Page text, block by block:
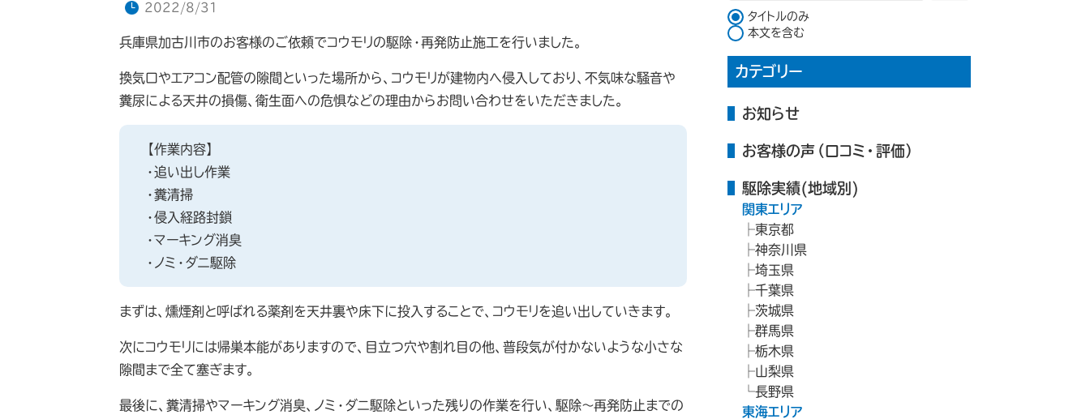
2022/8/31
兵庫県加古川市のお客様のご依頼でコウモリの駆除・再発防止施工を行いました。
換気口やエアコン配管の隙間といった場所から、コウモリが建物内へ侵入しており、不気味な騒音や
糞尿による天井の損傷、衛生面への危惧などの理由からお問い合わせをいただきました。
【作業内容】
・追い出し作業
・糞清掃
・侵入経路封鎖
・マーキング消臭
・ノミ・ダニ駆除
まずは、燻煙剤と呼ばれる薬剤を天井裏や床下に投入することで、コウモリを追い出していきます。
次にコウモリには帰巣本能がありますので、目立つ穴や割れ目の他、普段気が付かないような小さな
隙間まで全て塞ぎます。
最後に、糞清掃やマーキング消臭、ノミ・ダニ駆除といった残りの作業を行い、駆除～再発防止までの
検索対象
タイトルのみ
本文を含む
カテゴリー
お知らせ
お客様の声（口コミ・評価）
駆除実績(地域別)
関東エリア
東京都
神奈川県
埼玉県
千葉県
茨城県
群馬県
栃木県
山梨県
長野県
東海エリア